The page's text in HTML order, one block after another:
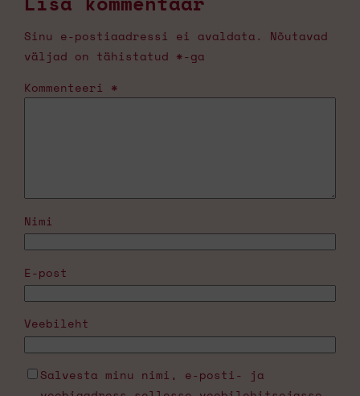
Sinu e-postiaadressi ei avaldata.
Nõutavad
väljad on tähistatud *-ga
Kommenteeri *
Nimi
E-post
Veebileht
Salvesta minu nimi, e-posti- ja